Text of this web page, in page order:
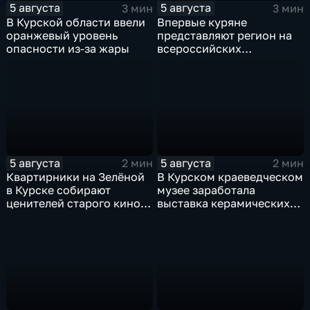
5 августа
3 мин
В Курской области ввели
оранжевый уровень
опасности из-за жары
5 августа
3 мин
Впервые куряне
представляют регион на
всероссийских
5 августа
2 мин
Квартирники на Зелёной
в Курске собирают
ценителей старого кино
5 августа
2 мин
В Курском краеведческом
музее заработала
выставка керамических